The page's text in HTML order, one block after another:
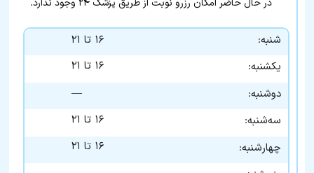
در حال حاضر امکان رزرو نوبت از طریق پزشک ۲۴ وجود ندارد.
شنبه:
۱۶ تا ۲۱
یکشنبه:
۱۶ تا ۲۱
دوشنبه:
—
سه‌شنبه:
۱۶ تا ۲۱
چهارشنبه:
۱۶ تا ۲۱